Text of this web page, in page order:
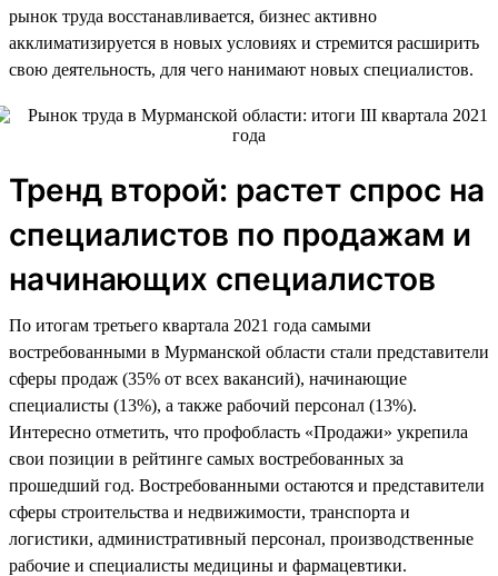
рынок труда восстанавливается, бизнес активно
акклиматизируется в новых условиях и стремится расширить
свою деятельность, для чего нанимают новых специалистов.
Тренд второй: растет спрос на
специалистов по продажам и
начинающих специалистов
По итогам третьего квартала 2021 года самыми
востребованными в Мурманской области стали представители
сферы продаж (35% от всех вакансий), начинающие
специалисты (13%), а также рабочий персонал (13%).
Интересно отметить, что профобласть «Продажи» укрепила
свои позиции в рейтинге самых востребованных за
прошедший год. Востребованными остаются и представители
сферы строительства и недвижимости, транспорта и
логистики, административный персонал, производственные
рабочие и специалисты медицины и фармацевтики.